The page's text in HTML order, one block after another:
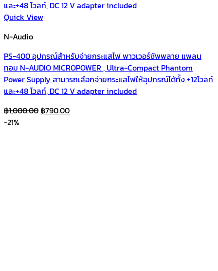
Quick View
N-Audio
PS-400 อุปกรณ์สำหรับจ่ายกระแสไฟ พาวเวอร์ซัพพลาย แพลน
ทอม N-AUDIO MICROPOWER , Ultra-Compact Phantom
Power Supply สามารถเลือกจ่ายกระแสไฟให้อุปกรณ์ได้ทั้ง +12โวลท์
และ+48 โวลท์, DC 12 V adapter included
฿1,000.00 Original
฿790.00Current
-21%